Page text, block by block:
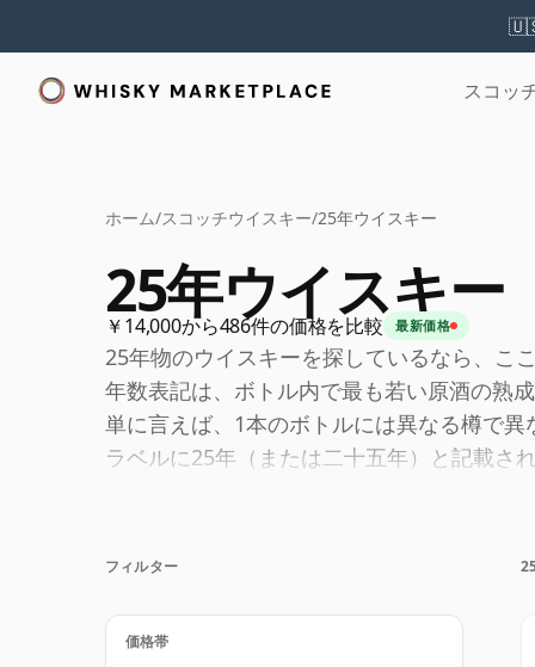
スコッ
ホーム/スコッチウイスキー/25年ウイスキー
25年ウイスキー
￥14,000から486件の価格を比較 最新価格
25年物のウイスキーを探しているなら、こ
年数表記は、ボトル内で最も若い原酒の熟
単に言えば、1本のボトルには異なる樽で異
ラベルに25年（または二十五年）と記載さ
のため二十五年物のウイスキーは時間が止
フィルター
価格帯